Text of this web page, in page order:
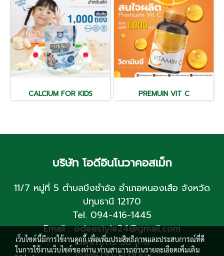
CALCIUM FOR KIDS PREMUIN VIT C
บริษัท โอดีอินโนวาคอสเม็ก
11/7 หมู่ที่ 5 ตำบลบึงชำอ้อ อำเภอหนองเสือ จังหวัด
ปทุมธานี 12170
Tel. 094-416-1445
Email : odeestyle24@gmail.com
เวลาทำการ วัน จ-ส
เว็บไซต์นี้มีการใช้งานคุกกี้ เพื่อเพิ่มประสิทธิภาพและประสบการณ์ที่ดี
ในการใช้งานเว็บไซต์ของท่าน ท่านสามารถอ่านรายละเอียดเพิ่มเติม